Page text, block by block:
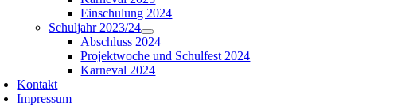
Einschulung 2024
Schuljahr 2023/24
Abschluss 2024
Projektwoche und Schulfest 2024
Karneval 2024
Kontakt
Impressum